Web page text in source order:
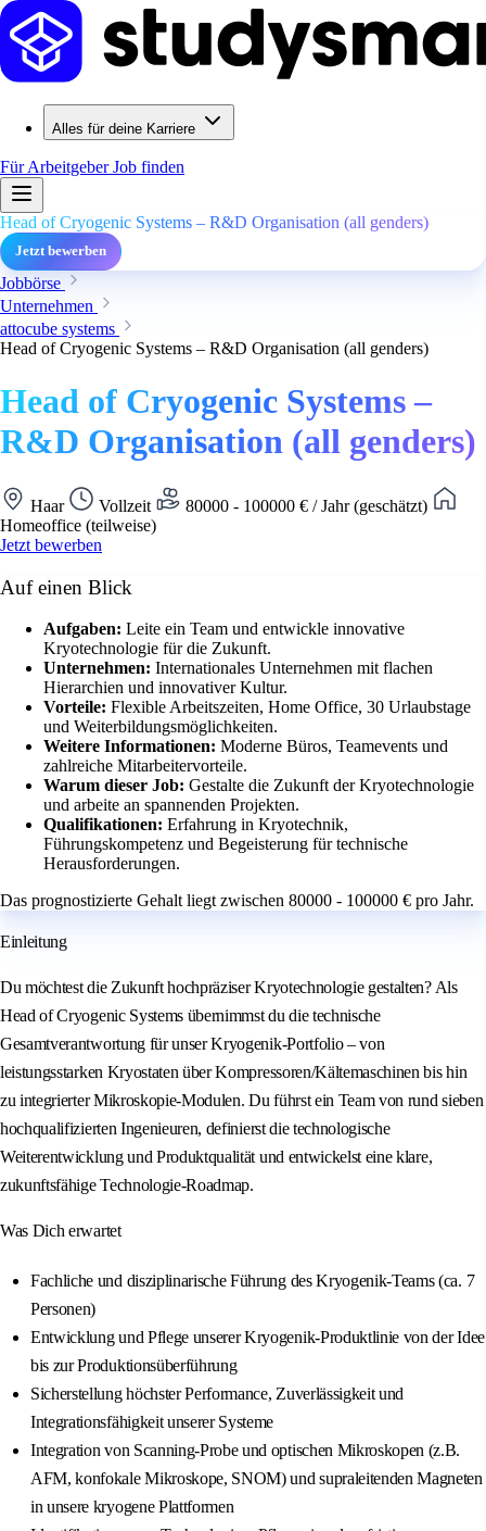
Alles für deine Karriere
Für ArbeitgeberJob finden
Head of Cryogenic Systems – R&D Organisation (all genders)
Jetzt bewerben
Jobbörse
Unternehmen
attocube systems
Head of Cryogenic Systems – R&D Organisation (all genders)
Head of Cryogenic Systems –
R&D Organisation (all genders)
Haar Vollzeit
80000 - 100000 € / Jahr (geschätzt)
Homeoffice (teilweise)
Jetzt bewerben
Auf einen Blick
Aufgaben: Leite ein Team und entwickle innovative
Kryotechnologie für die Zukunft.
Unternehmen: Internationales Unternehmen mit flachen
Hierarchien und innovativer Kultur.
Vorteile: Flexible Arbeitszeiten, Home Office, 30 Urlaubstage
und Weiterbildungsmöglichkeiten.
Weitere Informationen: Moderne Büros, Teamevents und
zahlreiche Mitarbeitervorteile.
Warum dieser Job: Gestalte die Zukunft der Kryotechnologie
und arbeite an spannenden Projekten.
Qualifikationen: Erfahrung in Kryotechnik,
Führungskompetenz und Begeisterung für technische
Herausforderungen.
Das prognostizierte Gehalt liegt zwischen 80000 - 100000 € pro Jahr.
Einleitung
Du möchtest die Zukunft hochpräziser Kryotechnologie gestalten? Als
Head of Cryogenic Systems übernimmst du die technische
Gesamtverantwortung für unser Kryogenik‑Portfolio – von
leistungsstarken Kryostaten über Kompressoren/Kältemaschinen bis hin
zu integrierter Mikroskopie‑Modulen. Du führst ein Team von rund sieben
hochqualifizierten Ingenieuren, definierst die technologische
Weiterentwicklung und Produktqualität und entwickelst eine klare,
zukunftsfähige Technologie‑Roadmap.
Was Dich erwartet
Fachliche und disziplinarische Führung des Kryogenik‑Teams (ca. 7
Personen)
Entwicklung und Pflege unserer Kryogenik‑Produktlinie von der Idee
bis zur Produktionsüberführung
Sicherstellung höchster Performance, Zuverlässigkeit und
Integrationsfähigkeit unserer Systeme
Integration von Scanning-Probe und optischen Mikroskopen (z.B.
AFM, konfokale Mikroskope, SNOM) und supraleitenden Magneten
in unsere kryogene Plattformen